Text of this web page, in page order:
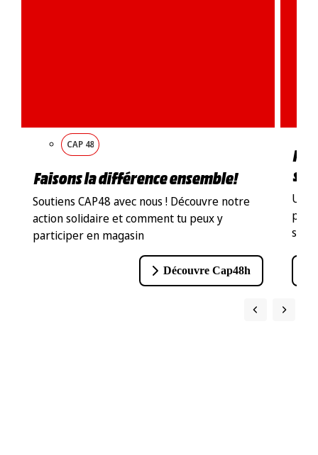
CAP 48
Faisons la différence ensemble!
Soutiens CAP48 avec nous ! Découvre notre
action solidaire et comment tu peux y
participer en magasin
Découvre Cap48h
Un
pas
sur